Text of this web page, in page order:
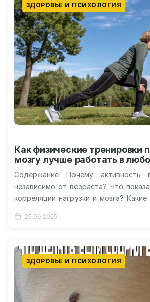
ЗДОРОВЬЕ И ПСИХОЛОГИЯ
Как физические тренировки
мозгу лучше работать в
Содержание Почему активность
независимо от возраста? Что
корреляции нагрузки и мозга? Какие
25.06.2025
ЗДОРОВЬЕ И ПСИХОЛОГИЯ